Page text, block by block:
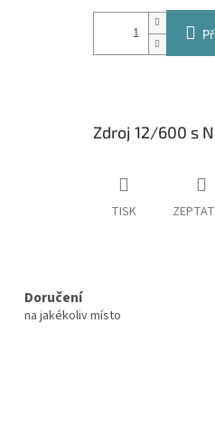
Zdroj 12/600 s
TISK
Doručení
na jakékoliv místo